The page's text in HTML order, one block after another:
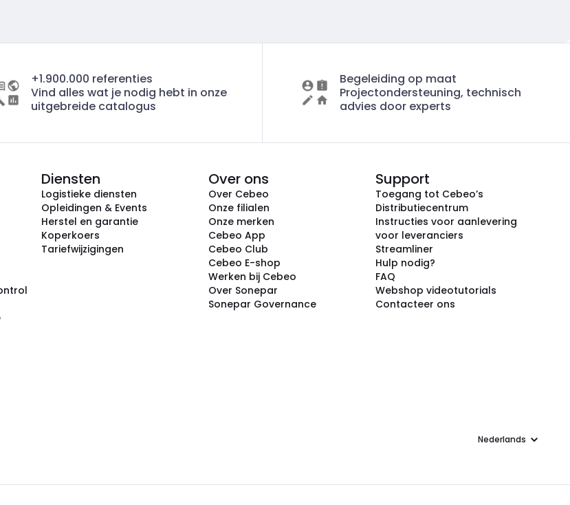
+1.900.000 referenties
Vind alles wat je nodig hebt in onze
uitgebreide catalogus
Begeleiding op maat
Projectondersteuning, technisch
advies door experts
Diensten
Logistieke diensten
Opleidingen & Events
Herstel en garantie
Koperkoers
Tariefwijzigingen
Over ons
Over Cebeo
Onze filialen
Onze merken
Cebeo App
Cebeo Club
Cebeo E-shop
Werken bij Cebeo
Over Sonepar
Sonepar Governance
Support
Toegang tot Cebeo’s
Distributiecentrum
Instructies voor aanlevering
voor leveranciers
Streamliner
Hulp nodig?
FAQ
Webshop videotutorials
Contacteer ons
Taal